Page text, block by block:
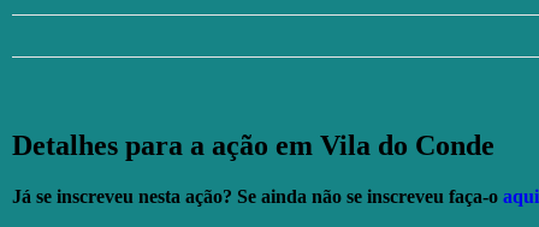
Detalhes para a ação em Vila do Conde
Já se inscreveu nesta ação? Se ainda não se inscreveu faça-o aqui